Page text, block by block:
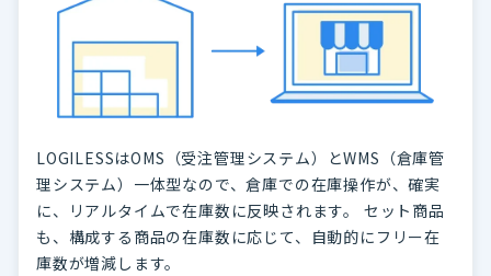
LOGILESSはOMS（受注管理システム）とWMS（倉庫管
理システム）一体型なので、倉庫での在庫操作が、確実
に、リアルタイムで在庫数に反映されます。 セット商品
も、構成する商品の在庫数に応じて、自動的にフリー在
庫数が増減します。